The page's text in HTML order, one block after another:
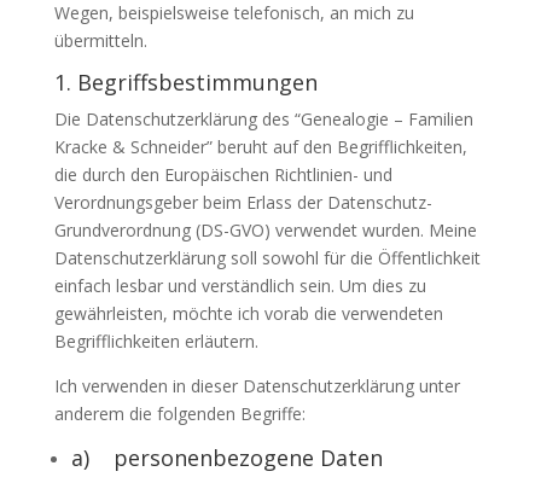
Wegen, beispielsweise telefonisch, an mich zu
übermitteln.
1. Begriffsbestimmungen
Die Datenschutzerklärung des “Genealogie – Familien
Kracke & Schneider” beruht auf den Begrifflichkeiten,
die durch den Europäischen Richtlinien- und
Verordnungsgeber beim Erlass der Datenschutz-
Grundverordnung (DS-GVO) verwendet wurden. Meine
Datenschutzerklärung soll sowohl für die Öffentlichkeit
einfach lesbar und verständlich sein. Um dies zu
gewährleisten, möchte ich vorab die verwendeten
Begrifflichkeiten erläutern.
Ich verwenden in dieser Datenschutzerklärung unter
anderem die folgenden Begriffe:
a) personenbezogene Daten